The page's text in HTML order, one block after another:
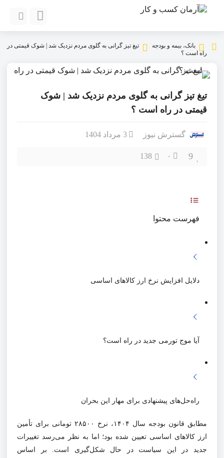
بانک، بیمه و بودجه
تیغ تیز گرانی به گلوی مردم نزدیک شد | شوک قیمتی در
راه است ؟
تیغ تیز گرانی به گلوی مردم نزدیک شد | شوک
قیمتی در راه است ؟
گسترش نیوز 3 مرداد 1404
9 ۰ 138
فهرست محتوا
دلایل افزایش نرخ ارز کالاهای اساسی
آیا موج تورمی جدید در راه است؟
راه‌حل‌های پیشنهادی برای مهار این بحران
مطابق قانون بودجه سال ۱۴۰۴، نرخ ۲۸۵۰۰ تومانی برای تأمین
ارز کالاهای اساسی تعیین شده بود؛ اما به نظر می‌رسد تغییرات
جدید در این سیاست در حال شکل‌گیری است. بر اساس